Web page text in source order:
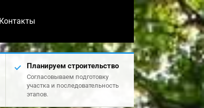
Контакты
Планируем строительство
Согласовываем подготовку
участка и последовательность
этапов.